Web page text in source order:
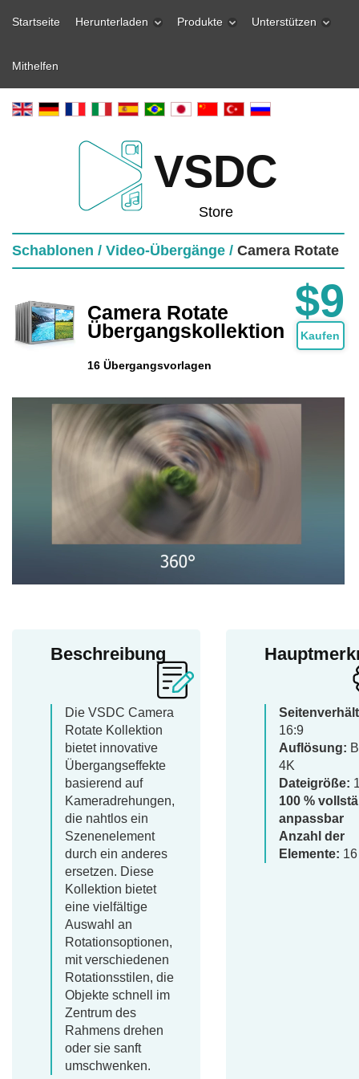
Startseite Herunterladen Produkte Unterstützen
Mithelfen
VSDC
Store
Schablonen / Video-Übergänge / Camera Rotate
Camera Rotate
Übergangskollektion
16 Übergangsvorlagen
$9
Kaufen
Beschreibung
Die VSDC Camera
Rotate Kollektion
bietet innovative
Übergangseffekte
basierend auf
Kameradrehungen,
die nahtlos ein
Szenenelement
durch ein anderes
ersetzen. Diese
Kollektion bietet
eine vielfältige
Auswahl an
Rotationsoptionen,
mit verschiedenen
Rotationsstilen, die
Objekte schnell im
Zentrum des
Rahmens drehen
oder sie sanft
umschwenken.
16:9
Auflösung:
4K
Dateigröße:
100 %
anpassbar
Anzahl der
Elemente: 16